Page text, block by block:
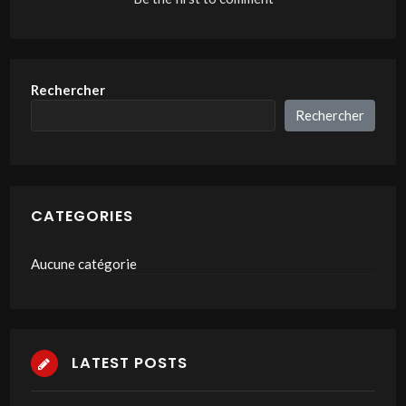
Rechercher
Rechercher
CATEGORIES
Aucune catégorie
LATEST POSTS